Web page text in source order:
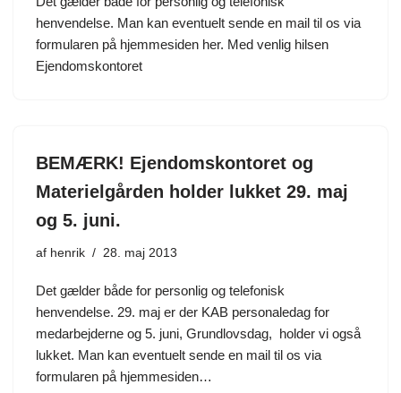
henvendelse. Man kan eventuelt sende en mail til os via
formularen på hjemmesiden her. Med venlig hilsen
Ejendomskontoret
BEMÆRK! Ejendomskontoret og
Materielgården holder lukket 29. maj
og 5. juni.
af henrik 28. maj 2013
Det gælder både for personlig og telefonisk
henvendelse. 29. maj er der KAB personaledag for
medarbejderne og 5. juni, Grundlovsdag, holder vi også
lukket. Man kan eventuelt sende en mail til os via
formularen på hjemmesiden…